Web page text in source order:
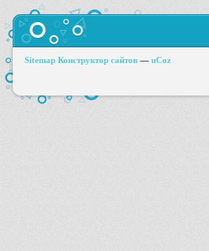
Sitemap Конструктор сайтов — uCoz